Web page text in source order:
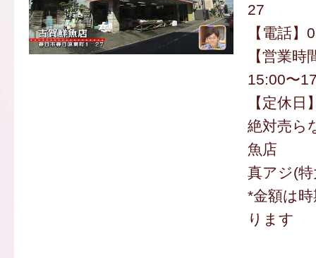
27
【電話
【営業
15:00〜
【定休日
絶対売ら
魚店
真アジ(
*金額は
ります